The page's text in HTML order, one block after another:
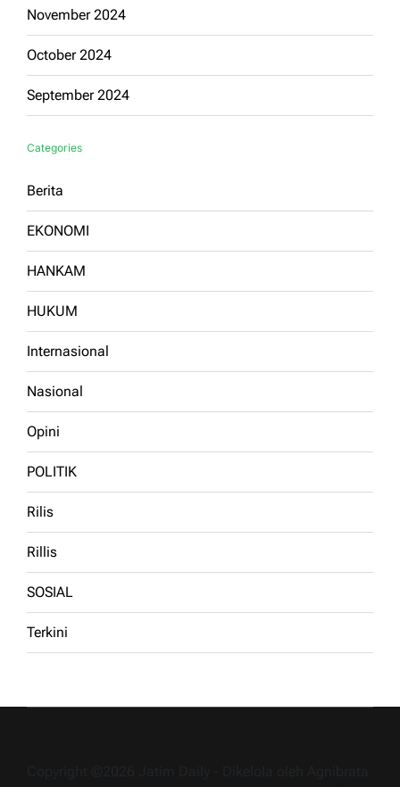
November 2024
October 2024
September 2024
Categories
Berita
EKONOMI
HANKAM
HUKUM
Internasional
Nasional
Opini
POLITIK
Rilis
Rillis
SOSIAL
Terkini